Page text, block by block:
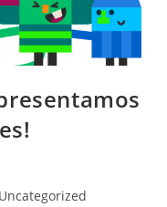
Uncategorized